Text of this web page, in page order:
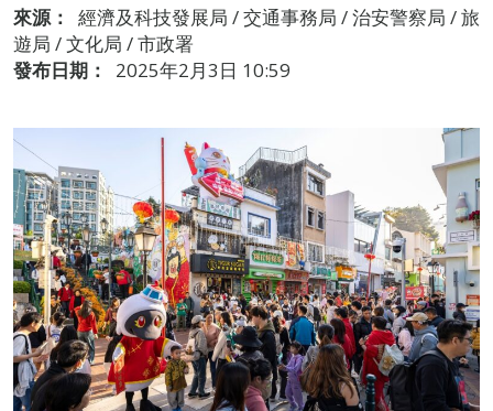
來源：
經濟及科技發展局 / 交通事務局 / 治安警察局 / 旅
遊局 / 文化局 / 市政署
發布日期：
2025年2月3日 10:59